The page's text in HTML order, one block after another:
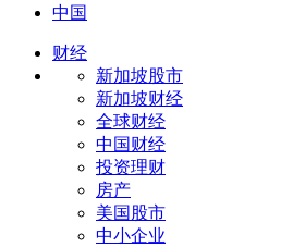
中国
财经
新加坡股市
新加坡财经
全球财经
中国财经
投资理财
房产
美国股市
中小企业